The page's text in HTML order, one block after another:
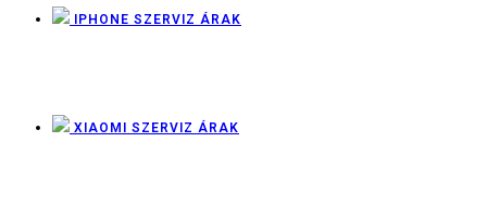
IPHONE SZERVIZ ÁRAK
XIAOMI SZERVIZ ÁRAK